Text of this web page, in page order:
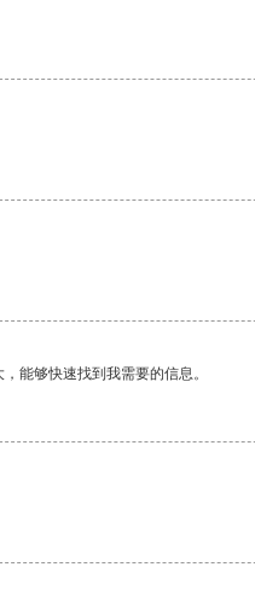
能够快速找到我需要的信息。